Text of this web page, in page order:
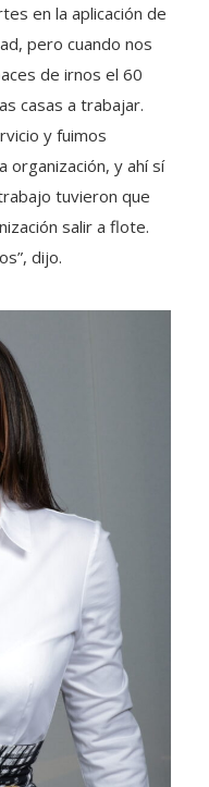
en la aplicación de
pero cuando nos
de irnos el 60
casas a trabajar.
y fuimos
organización, y ahí sí
tuvieron que
salir a flote.
dijo.